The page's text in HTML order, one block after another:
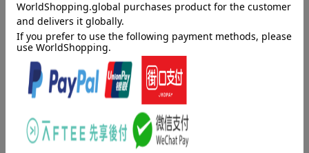
死ぬ前に後悔しない２４時間の使い方。
目次（「BOOK」データベースより）
ＩＮＴＲＯＤＵＣＴＩＯＮ 人生は気づかぬうちにすぎていく／
第１部 「時間の悪循環」から脱する（まずはとにかくやめる／
「認知の歪み」に囚われるのをやめる／時間管理ができない自分
を責めるのをやめる「アンラーニング」を実践する／世間で「よ